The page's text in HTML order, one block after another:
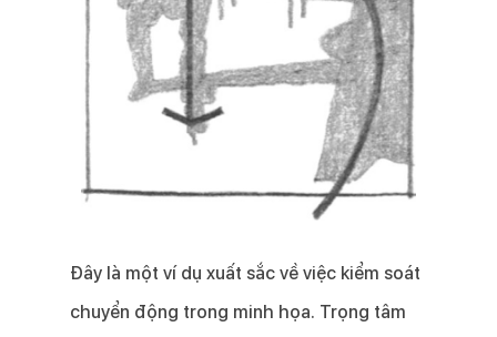
Đây là một ví dụ xuất sắc về việc kiểm soát
chuyển động trong minh họa. Trọng tâm